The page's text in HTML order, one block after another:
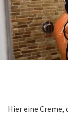
Hier eine Creme,